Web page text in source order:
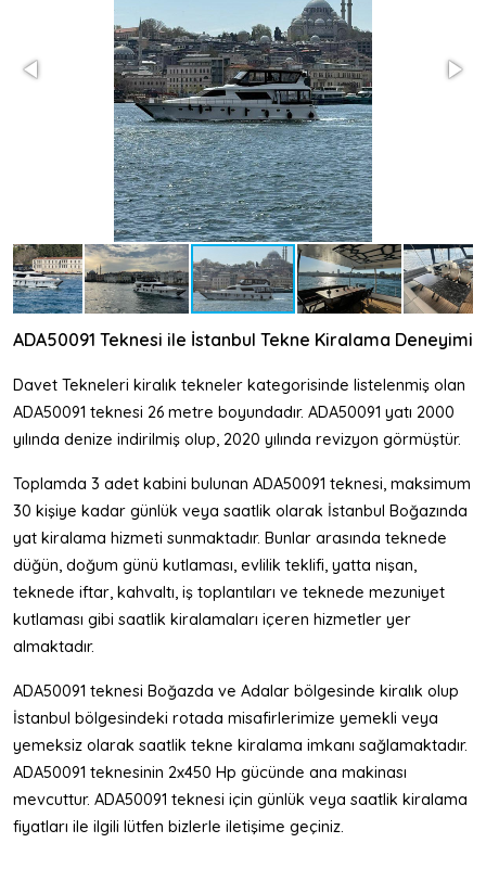
ADA50091 Teknesi ile İstanbul Tekne Kiralama Deneyimi
Davet Tekneleri kiralık tekneler kategorisinde listelenmiş olan
ADA50091 teknesi 26 metre boyundadır. ADA50091 yatı 2000
yılında denize indirilmiş olup, 2020 yılında revizyon görmüştür.
Toplamda 3 adet kabini bulunan ADA50091 teknesi, maksimum
30 kişiye kadar günlük veya saatlik olarak İstanbul Boğazında
yat kiralama hizmeti sunmaktadır. Bunlar arasında teknede
düğün, doğum günü kutlaması, evlilik teklifi, yatta nişan,
teknede iftar, kahvaltı, iş toplantıları ve teknede mezuniyet
kutlaması gibi saatlik kiralamaları içeren hizmetler yer
almaktadır.
ADA50091 teknesi Boğazda ve Adalar bölgesinde kiralık olup
İstanbul bölgesindeki rotada misafirlerimize yemekli veya
yemeksiz olarak saatlik tekne kiralama imkanı sağlamaktadır.
ADA50091 teknesinin 2x450 Hp gücünde ana makinası
mevcuttur. ADA50091 teknesi için günlük veya saatlik kiralama
fiyatları ile ilgili lütfen bizlerle iletişime geçiniz.